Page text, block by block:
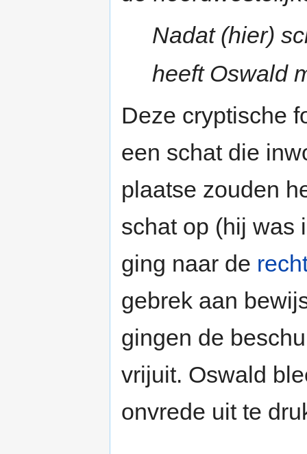
Nadat (hier)
heeft Oswald
Deze cryptische
een schat die
plaatse zouden
schat op (hij was
ging naar de
gebrek aan
gingen de
vrijuit. Oswald
onvrede uit te